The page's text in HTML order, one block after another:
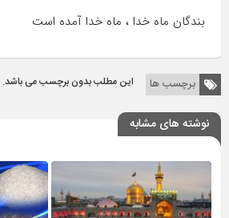
بندگان ماه خدا ، ماه خدا آمده است
برچسب ها این مطلب بدون برچسب می باشد.
نوشته های مشابه